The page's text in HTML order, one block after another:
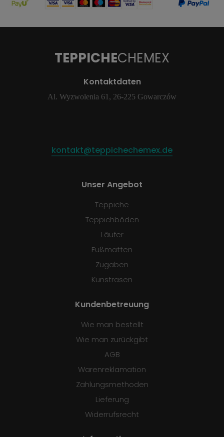
TEPPICHECHEMEX
Kontaktdaten
Al. Wyzwolenia 61, 26-225 Gowarczów
kontakt@teppichechemex.de
Unser Angebot
Teppiche
Teppichböden
Läufer
Fußmatten
Zugaben
Kunstrasen
Kundenbetreuung
Wie man bestellt
Wie man zurückgibt
AGB
Warenreklamation
Zahlungsmethoden
Lieferung
Widerrufsrecht